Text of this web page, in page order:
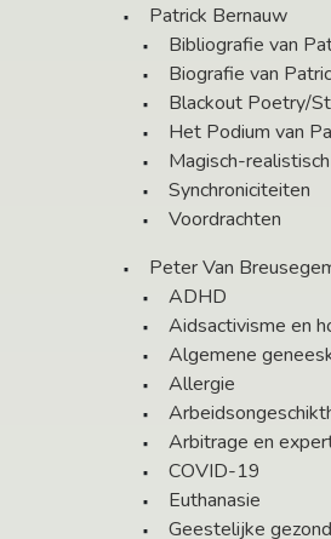
Patrick Bernauw
Bibliografie van
Biografie van
Blackout Poetry/
Het Podium van
Magisch-
Synchroniciteiten
Voordrachten
Peter Van
ADHD
Aidsactivisme en
Algemene
Allergie
Arbitrage en
COVID-19
Euthanasie
Geestelijke